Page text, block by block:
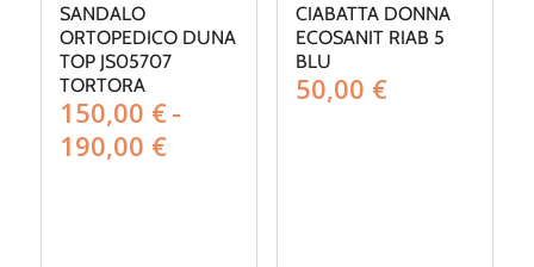
SANDALO
ORTOPEDICO DUNA
TOP JS05707
TORTORA
150,00 €-
190,00 €Fascia
CIABATTA DONNA
ECOSANIT RIAB 5
BLU
50,00 €